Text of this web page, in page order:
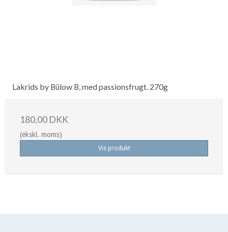
Lakrids by Bülow B, med passionsfrugt. 270g
180,00 DKK
(ekskl. moms)
Vis produkt